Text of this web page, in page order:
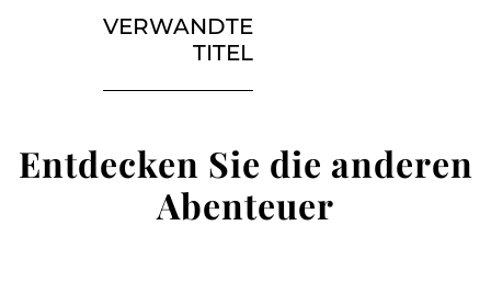
VERWANDTE
TITEL
Entdecken Sie die anderen
Abenteuer